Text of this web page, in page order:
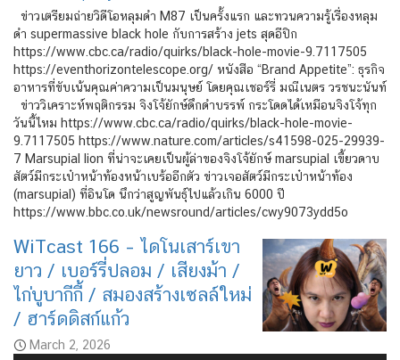
ข่าวเตรียมถ่ายวิดีโอหลุมดำ M87 เป็นครั้งแรก และทวนความรู้เรื่องหลุม
ดำ supermassive black hole กับการสร้าง jets สุดอีปิก
https://www.cbc.ca/radio/quirks/black-hole-movie-9.7117505
https://eventhorizontelescope.org/ หนังสือ “Brand Appetite”: ธุรกิจ
อาหารที่ขับเน้นคุณค่าความเป็นมนุษย์ โดยคุณเชอร์รี่ มณีเนตร วรชนะนันท์
ข่าววิเคราะห์พฤติกรรม จิงโจ้ยักษ์ดึกดำบรรพ์ กระโดดได้เหมือนจิงโจ้ทุก
วันนี้ไหม https://www.cbc.ca/radio/quirks/black-hole-movie-
9.7117505 https://www.nature.com/articles/s41598-025-29939-
7 Marsupial lion ที่น่าจะเคยเป็นผู้ล่าของจิงโจ้ยักษ์ marsupial เขี้ยวดาบ
สัตว์มีกระเป๋าหน้าท้องหน้าเบร้ออีกตัว ข่าวเจอสัตว์มีกระเป๋าหน้าท้อง
(marsupial) ที่อินโด นึกว่าสูญพันธุ์ไปแล้วเกิน 6000 ปี
https://www.bbc.co.uk/newsround/articles/cwy9073ydd5o
WiTcast 166 – ไดโนเสาร์เขา
ยาว / เบอร์รี่ปลอม / เสียงม้า /
ไก่บูบากีกี้ / สมองสร้างเซลล์ใหม่
/ ฮาร์ดดิสก์แก้ว
March 2, 2026